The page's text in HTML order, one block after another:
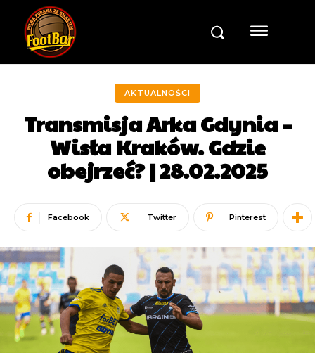
AKTUALNOŚCI
Transmisja Arka Gdynia –
Wisła Kraków. Gdzie
obejrzeć? | 28.02.2025
Facebook Twitter Pinterest